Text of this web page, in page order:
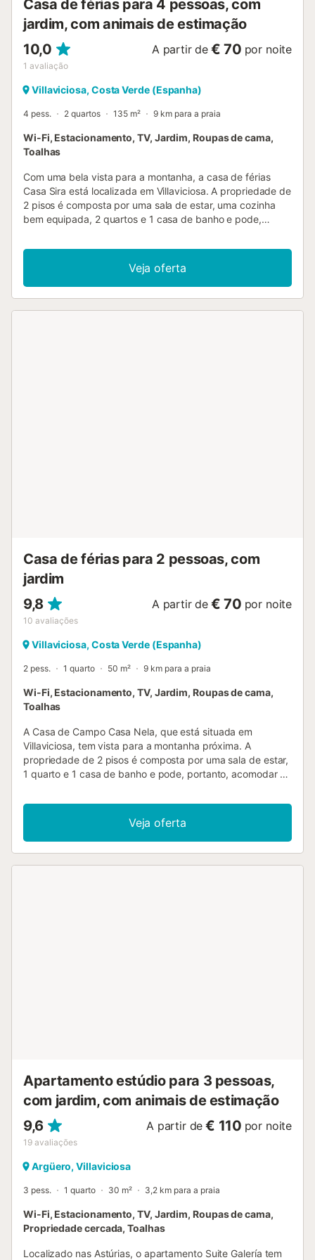
Casa de férias para 4 pessoas, com
jardim, com animais de estimação
10,0
1 avaliação
A partir de € 70 por noite
Villaviciosa, Costa Verde (Espanha)
4 pess. 2 quartos 135 m² 9 km para a praia
Wi-Fi, Estacionamento, TV, Jardim, Roupas de cama,
Toalhas
Com uma bela vista para a montanha, a casa de férias
Casa Sira está localizada em Villaviciosa. A propriedade de
2 pisos é composta por uma sala de estar, uma cozinha
bem equipada, 2 quartos e 1 casa de banho e pode,
adicionais incluem Wi-Fi de alta velocidade (adequado
para chamadas de vídeo) com um espaço de trabalho
dedicado para escritório em casa, uma televisão, bem
como uma máquina de lavar roupa. Um berço e uma
Veja oferta
Casa de férias para 2 pessoas, com
jardim
9,8
10 avaliações
A partir de € 70 por noite
Villaviciosa, Costa Verde (Espanha)
2 pess. 1 quarto 50 m² 9 km para a praia
Wi-Fi, Estacionamento, TV, Jardim, Roupas de cama,
Toalhas
A Casa de Campo Casa Nela, que está situada em
Villaviciosa, tem vista para a montanha próxima. A
propriedade de 2 pisos é composta por uma sala de estar,
1 quarto e 1 casa de banho e pode, portanto, acomodar 2
como uma televisão. Um berço e uma cadeira alta também
estão disponíveis. Este alojamento não dispõe de: ar
condicionado. Esta acolhedora casa de campo dispõe de
um espaço exterior privado com um jardim, um terraço
Veja oferta
Apartamento estúdio para 3 pessoas,
com jardim, com animais de estimação
9,6
19 avaliações
A partir de € 110 por noite
Argüero, Villaviciosa
3 pess. 1 quarto 30 m² 3,2 km para a praia
Wi-Fi, Estacionamento, TV, Jardim, Roupas de cama,
Propriedade cercada, Toalhas
Localizado nas Astúrias, o apartamento Suite Galería tem